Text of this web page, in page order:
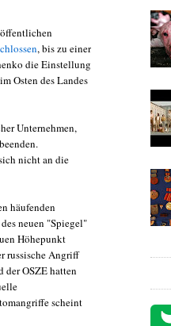
, bis zu einer
die Einstellung
Osten des Landes
Unternehmen,
nicht an die
häufenden
neuen "Spiegel"
Höhepunkt
russische Angriff
der OSZE hatten
scheint